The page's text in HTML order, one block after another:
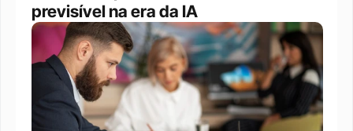
previsível na era da IA